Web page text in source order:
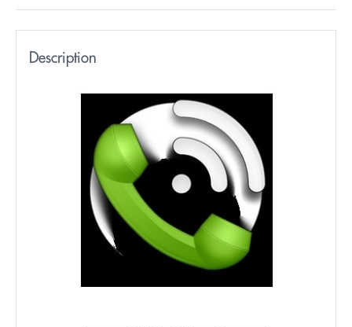
Description